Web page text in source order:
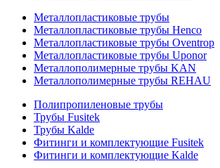
Металлопластиковые трубы
Металлопластиковые трубы Henco
Металлопластиковые трубы Oventrop
Металлопластиковые трубы Uponor
Металлополимерные трубы KAN
Металлополимерные трубы REHAU
Полипропиленовые трубы
Трубы Fusitek
Трубы Kalde
Фитинги и комплектующие Fusitek
Фитинги и комплектующие Kalde